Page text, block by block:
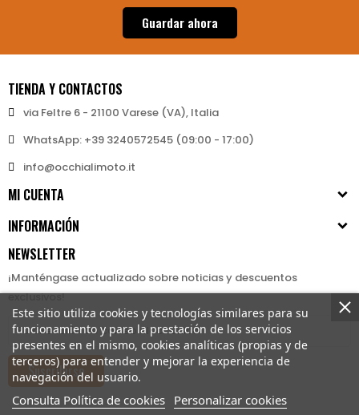
Este sitio utiliza cookies y tecnologías similares para su
funcionamiento y para la prestación de los servicios
presentes en el mismo, cookies analíticas (propias y de
terceros) para entender y mejorar la experiencia de
navegación del usuario.
Consulta Política de cookies Personalizar cookies
Guardar ahora
TIENDA Y CONTACTOS
via Feltre 6 - 21100 Varese (VA), Italia
WhatsApp: +39 3240572545 (09:00 - 17:00)
info@occhialimoto.it
MI CUENTA
INFORMACIÓN
NEWSLETTER
¡Manténgase actualizado sobre noticias y descuentos
exclusivos!
Suscribirse